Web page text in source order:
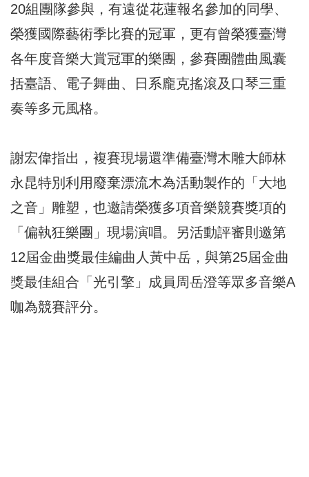
20組團隊參與，有遠從花蓮報名參加的同學、
榮獲國際藝術季比賽的冠軍，更有曾榮獲臺灣
各年度音樂大賞冠軍的樂團，參賽團體曲風囊
括臺語、電子舞曲、日系龐克搖滾及口琴三重
奏等多元風格。
謝宏偉指出，複賽現場還準備臺灣木雕大師林
永昆特別利用廢棄漂流木為活動製作的「大地
之音」雕塑，也邀請榮獲多項音樂競賽獎項的
「偏執狂樂團」現場演唱。另活動評審則邀第
12屆金曲獎最佳編曲人黃中岳，與第25屆金曲
獎最佳組合「光引擎」成員周岳澄等眾多音樂A
咖為競賽評分。